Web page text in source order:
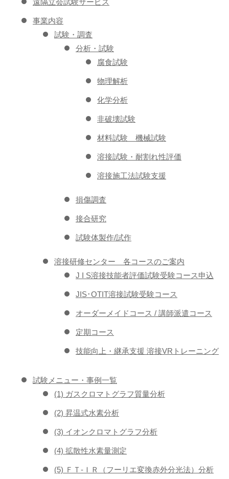
遠隔立会試験サービス
事業内容
試験・調査
分析・試験
腐食試験
物理解析
化学分析
非破壊試験
材料試験 機械試験
溶接試験・耐割れ性評価
溶接施工法試験支援
損傷調査
接合研究
試験体製作/試作
溶接研修センター 各コースのご案内
J I S溶接技能者評価試験受験コース申込
JIS･OTIT溶接試験受験コース
オーダーメイドコース / 講師派遣コース
定期コース
技能向上・継承支援 溶接VRトレーニング
試験メニュー・事例一覧
(1) ガスクロマトグラフ質量分析
(2) 昇温式水素分析
(3) イオンクロマトグラフ分析
(4) 拡散性水素量測定
(5) ＦＴ-ＩＲ（フーリエ変換赤外分光法）分析